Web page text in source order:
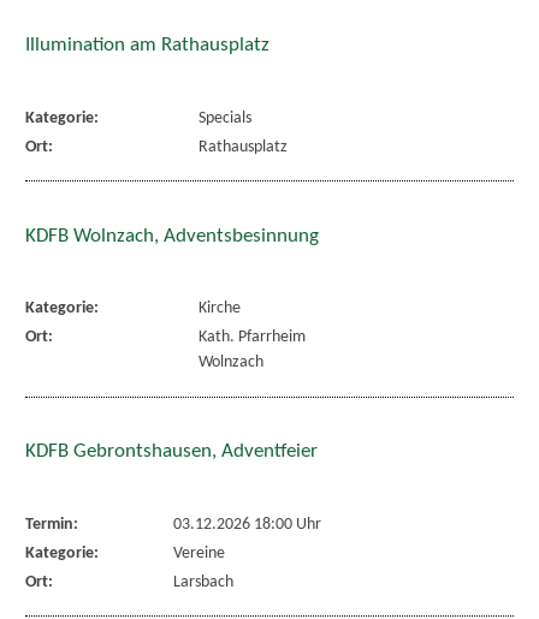
Illumination am Rathausplatz
Kategorie:
Specials
Ort:
Rathausplatz
KDFB Wolnzach, Adventsbesinnung
Kategorie:
Kirche
Ort:
Kath. Pfarrheim
Wolnzach
KDFB Gebrontshausen, Adventfeier
Termin:
03.12.2026 18:00 Uhr
Kategorie:
Vereine
Ort:
Larsbach